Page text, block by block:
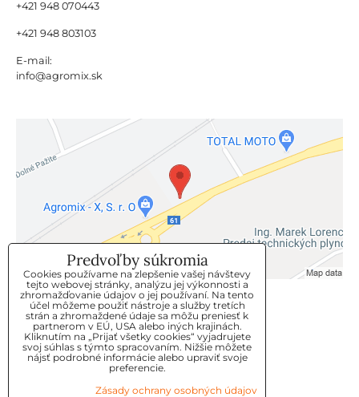
+421 948 070443
+421 948 803103
E-mail:
info@agromix.sk
KLIENTSKÝ SERVIS
GDPR
KONTAKT
Predvoľby súkromia
Cookies používame na zlepšenie vašej návštevy
tejto webovej stránky, analýzu jej výkonnosti a
zhromažďovanie údajov o jej používaní. Na tento
účel môžeme použiť nástroje a služby tretích
strán a zhromaždené údaje sa môžu preniesť k
partnerom v EÚ, USA alebo iných krajinách.
Kliknutím na „Prijať všetky cookies“ vyjadrujete
svoj súhlas s týmto spracovaním. Nižšie môžete
nájsť podrobné informácie alebo upraviť svoje
preferencie.
Zásady ochrany osobných údajov